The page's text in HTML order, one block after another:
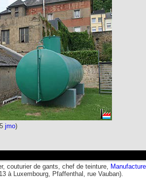
jmo)
couturier de gants, chef de teinture,
à Luxembourg, Pfaffenthal, rue Vauban).